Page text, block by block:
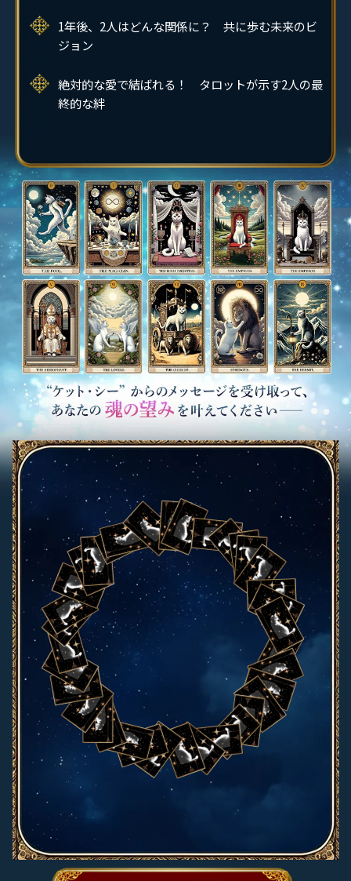
1年後、2人はどんな関係に？ 共に歩む未来のビ
ジョン
絶対的な愛で結ばれる！ タロットが示す2人の最
終的な絆